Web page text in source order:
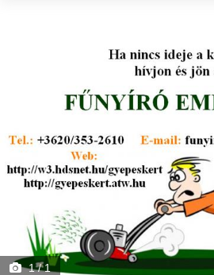
1/ 1